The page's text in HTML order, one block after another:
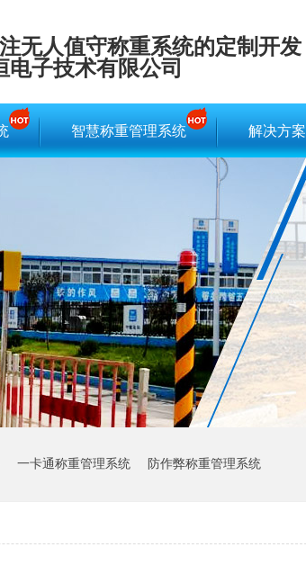
无人值守称重系统的定制开发
电子技术有限公司
智慧称重管理系统 解决方案
一卡通称重管理系统 防作弊称重管理系统